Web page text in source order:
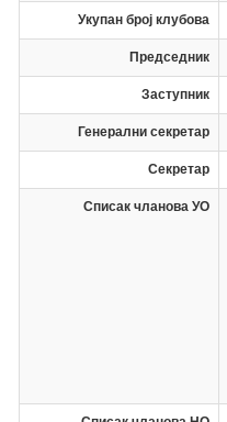
Укупан број клубова
Председник
Заступник
Генерални секретар
Секретар
Списак чланова УО